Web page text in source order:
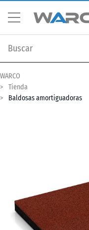
WARCO
Tienda
Baldosas amortiguadoras